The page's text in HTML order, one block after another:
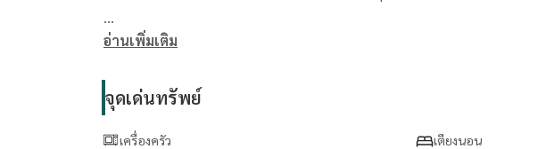
Khun Toey เตย :
Line id/ Tel:
0909653663
( line ID : @livingbkk ) please put " @ "
อ่านเพิ่มเติม
จุดเด่นทรัพย์
เครื่องครัว
เตียงนอน